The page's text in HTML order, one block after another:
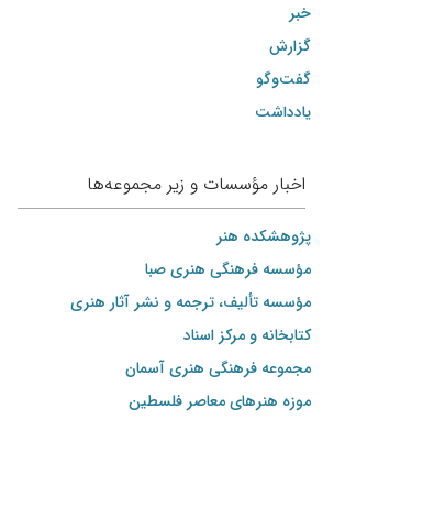
خبر
گزارش
گفت‌وگو
یادداشت
اخبار مؤسسات و زیر مجموعه‌ها
پژوهشکده هنر
مؤسسه فرهنگی هنری صبا
مؤسسه تألیف، ترجمه و نشر آثار هنری
کتابخانه و مرکز اسناد
مجموعه فرهنگی هنری آسمان
موزه هنرهای‌ معاصر فلسطین